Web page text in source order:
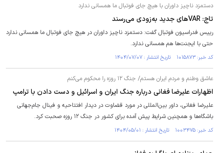
دستمزد ناچیز داوران با هیچ جای فوتبال ما همسانی ندارد
تاج: VAR‌های جدید به‌زودی می‌رسند
رییس فدراسیون فوتبال گفت: دستمزد ناچیز داوران در هیچ جای فوتبال ما همسانی ندارد
حتی با ایجنت‌ها هم همسانی ندارد.
کد خبر: ۱۰۱۵۸۷۳ تاریخ انتشار : ۱۴۰۴/۰۷/۰۷
عاشق وطنم و مردم ایران هستم/ جنگ ۱۲ روزه را محکوم می‌کنم
اظهارات علیرضا فغانی درباره جنگ ایران و اسرائیل و دست دادن با ترامپ
علیرضا فغانی، داور بین‌المللی در مورد قضاوت در دیدار افتتاحیه و فینال جام‌جهانی
باشگاه‌ها و همچنین شرایط پیش آمده برای کشور در جنگ ۱۲ روزه صحبت کرد.
کد خبر: ۱۰۰۳۴۷۵ تاریخ انتشار : ۱۴۰۴/۰۵/۰۱